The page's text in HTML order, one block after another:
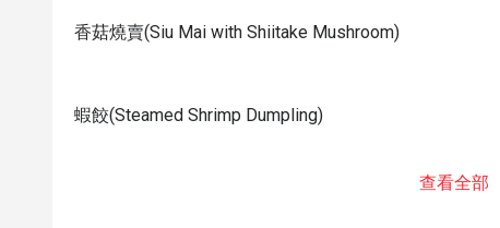
香菇燒賣(Siu Mai with Shiitake Mushroom)
蝦餃(Steamed Shrimp Dumpling)
查看全部